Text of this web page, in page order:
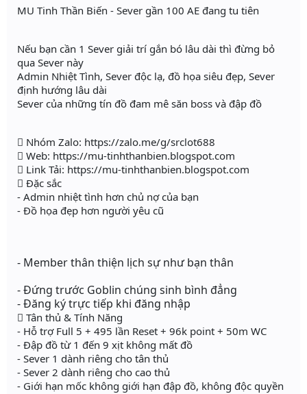
MU Tinh Thần Biến - Sever gần 100 AE đang tu tiên
Nếu bạn cần 1 Sever giải trí gắn bó lâu dài thì đừng bỏ
qua Sever này
Admin Nhiệt Tình, Sever độc lạ, đồ họa siêu đẹp, Sever
định hướng lâu dài
Sever của những tín đồ đam mê săn boss và đập đồ
 Nhóm Zalo: https://zalo.me/g/srclot688
 Web: https://mu-tinhthanbien.blogspot.com
 Link Tải: https://mu-tinhthanbien.blogspot.com
 Đặc sắc
- Admin nhiệt tình hơn chủ nợ của bạn
- Đồ họa đẹp hơn người yêu cũ
- Member thân thiện lịch sự như bạn thân
- Đứng trước Goblin chúng sinh bình đẳng
- Đăng ký trực tiếp khi đăng nhập
 Tân thủ & Tính Năng
- Hỗ trợ Full 5 + 495 lần Reset + 96k point + 50m WC
- Đập đồ từ 1 đến 9 xịt không mất đồ
- Sever 1 dành riêng cho tân thủ
- Sever 2 dành riêng cho cao thủ
- Giới hạn mốc không giới hạn đập đồ, không độc quyền